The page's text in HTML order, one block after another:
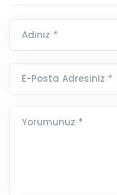
Adınız *
E-Posta Adresiniz *
Yorumunuz *